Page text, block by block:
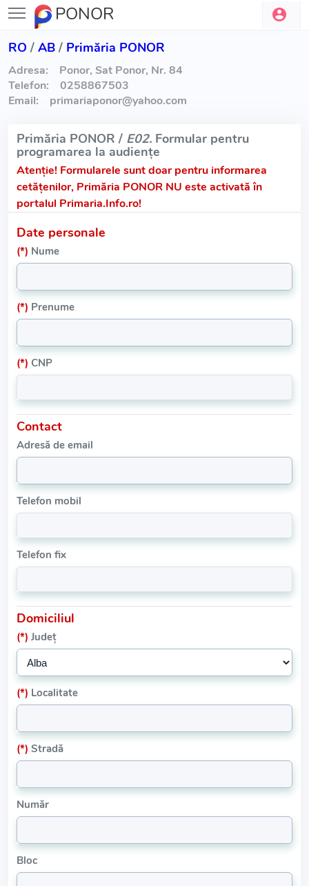
PONOR
RO / AB / Primăria PONOR
Adresa:
Ponor, Sat Ponor, Nr. 84
Telefon:
0258867503
Email:
primariaponor@yahoo.com
Primăria PONOR / E02. Formular pentru
programarea la audiențe
Atenție! Formularele sunt doar pentru informarea
cetățenilor, Primăria PONOR NU este activată în
portalul Primaria.Info.ro!
Date personale
(*) Nume
(*) Prenume
(*) CNP
Contact
Adresă de email
Telefon mobil
Telefon fix
Domiciliul
(*) Județ
(*) Localitate
(*) Stradă
Număr
Bloc